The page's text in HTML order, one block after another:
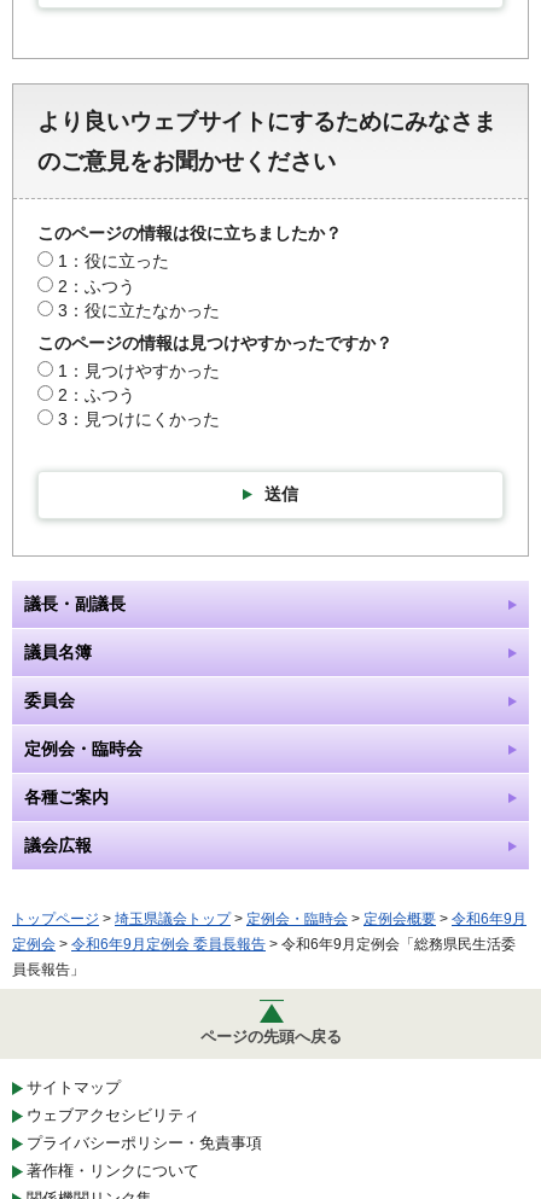
より良いウェブサイトにするためにみなさま
のご意見をお聞かせください
このページの情報は役に立ちましたか？
1：役に立った
2：ふつう
3：役に立たなかった
このページの情報は見つけやすかったですか？
1：見つけやすかった
2：ふつう
3：見つけにくかった
送信
議長・副議長
議員名簿
委員会
定例会・臨時会
各種ご案内
議会広報
トップページ > 埼玉県議会トップ> 定例会・臨時会 > 定例会概要 > 令和6年9月
定例会 > 令和6年9月定例会 委員長報告 > 令和6年9月定例会「総務県民生活委
員長報告」
ページの先頭へ戻る
サイトマップ
ウェブアクセシビリティ
プライバシーポリシー・免責事項
著作権・リンクについて